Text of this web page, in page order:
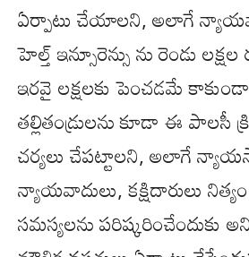
ఏర్పాటు చేయాలని, అలాగే
హెల్త్ ఇన్సూరెన్సు ను రెండు
ఇరవై లక్షలకు పెంచడమే
తల్లితండ్రులను కూడా ఈ పాలసీ
చర్యలు చేపట్టాలని, అలాగే
న్యాయవాదులు, కక్షిదారులు
సమస్యలను పరిష్కరించేందుకు